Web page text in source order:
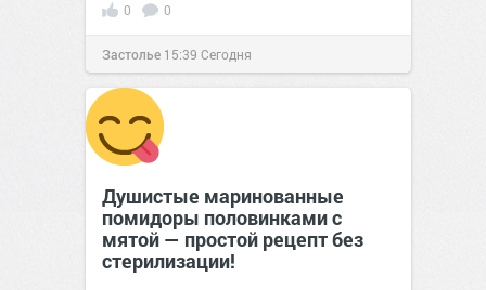
0 0
Застолье 15:39 Сегодня
Душистые маринованные
помидоры половинками с
мятой — простой рецепт без
стерилизации!